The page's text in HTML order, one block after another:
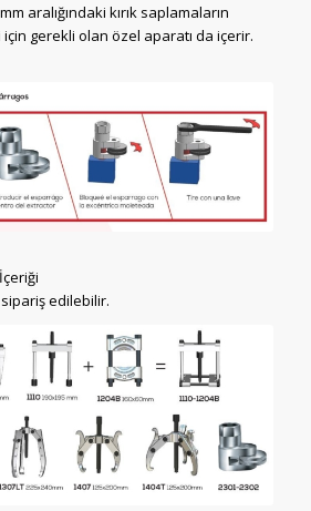
aralığındaki kırık saplamaların
gerekli olan özel aparatı da içerir.
edilebilir.